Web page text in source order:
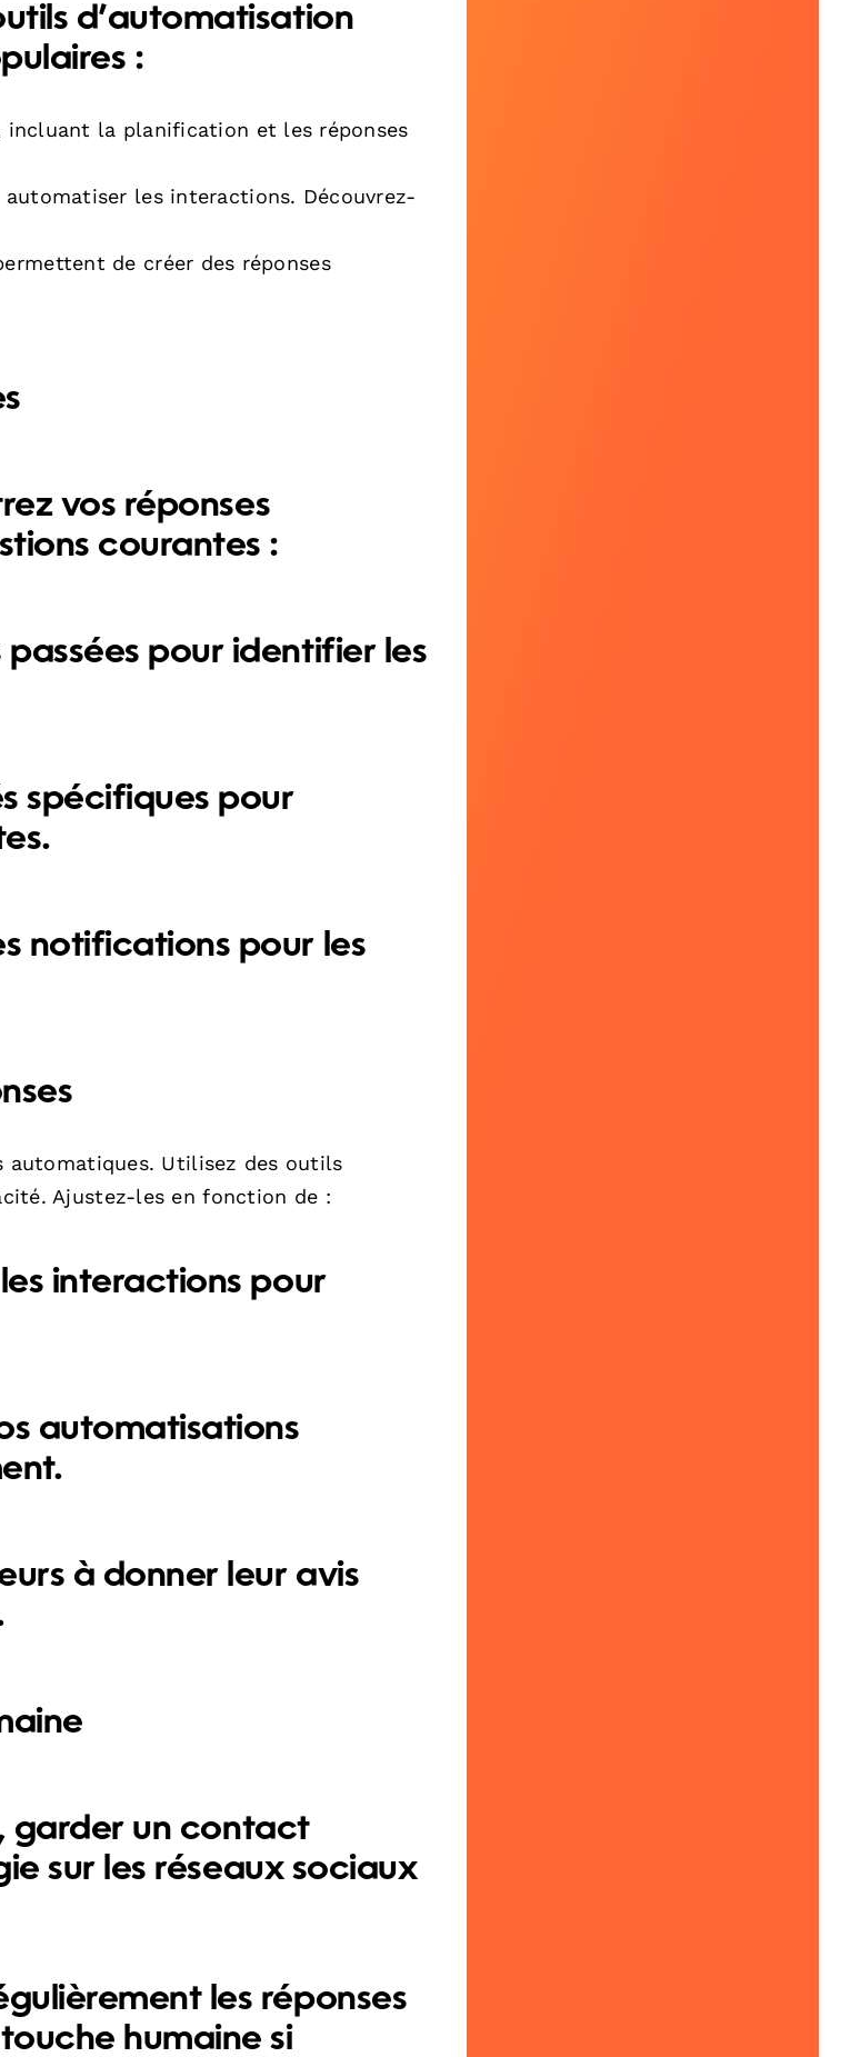
d’automatisation
:
incluant la planification et les réponses
les interactions. Découvrez-
de créer des réponses
vos réponses
courantes :
pour identifier les
spécifiques pour
notifications pour les
automatiques. Utilisez des outils
Ajustez-les en fonction de :
interactions pour
automatisations
à donner leur avis
garder un contact
sur les réseaux sociaux
les réponses
humaine si